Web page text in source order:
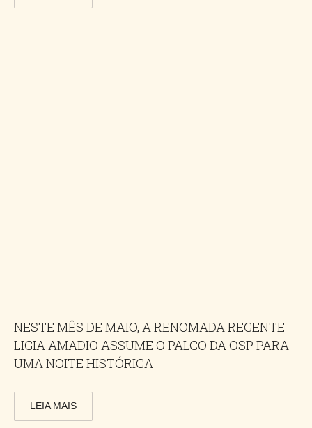
NESTE MÊS DE MAIO, A RENOMADA REGENTE
LIGIA AMADIO ASSUME O PALCO DA OSP PARA
UMA NOITE HISTÓRICA
LEIA MAIS